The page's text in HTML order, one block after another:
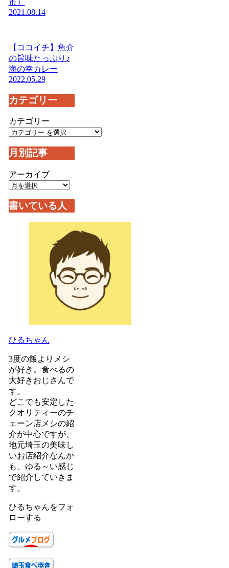
2021.08.14
【ココイチ】魚介
の旨味たっぷり♪
海の幸カレー
2022.05.29
カテゴリー
カテゴリー
月別記事
アーカイブ
書いている人
ひるちゃん
3度の飯よりメシ
が好き。食べるの
大好きおじさんで
す。
どこでも安定した
クオリティーのチ
ェーン店メシの紹
介が中心ですが、
地元埼玉の美味し
いお店紹介なんか
も、ゆる～い感じ
で紹介していきま
す。
ひるちゃんをフォ
ローする